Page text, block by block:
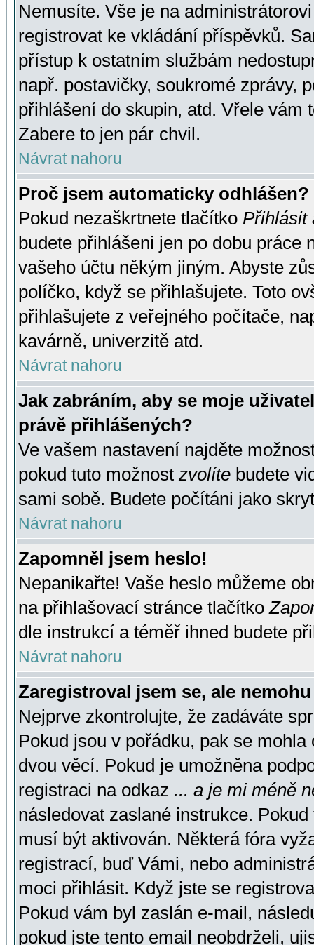
Nemusíte. Vše je na
registrovat ke vkládání příspěvků.
přístup k ostatním službám
např. postavičky, soukromé zprávy,
přihlášení do skupin, atd. Vřele vám
Zabere to jen pár chvil.
Návrat nahoru
Proč jsem automaticky odhlášen?
Pokud nezaškrtnete tlačítko Přihlásit
budete přihlášeni jen po dobu práce
vašeho účtu někým jiným. Abyste
políčko, když se přihlašujete. Toto
přihlašujete z veřejného počítače,
kavárně, univerzitě atd.
Návrat nahoru
Jak zabráním, aby se moje
právě přihlášených?
Ve vašem nastavení najděte
pokud tuto možnost zvolíte budete
sami sobě. Budete počítáni jako
Návrat nahoru
Zapomněl jsem heslo!
Nepanikařte! Vaše heslo můžeme
na přihlašovací stránce tlačítko
dle instrukcí a téměř ihned budete
Návrat nahoru
Zaregistroval jsem se, ale
Nejprve zkontrolujte, že zadáváte
Pokud jsou v pořádku, pak se
dvou věcí. Pokud je umožněna
registraci na odkaz ... a je mi méně
následovat zaslané instrukce.
musí být aktivován. Některá fóra
registrací, buď Vámi, nebo
moci přihlásit. Když jste se
Pokud vám byl zaslán e-mail,
pokud jste tento email neobdrželi,